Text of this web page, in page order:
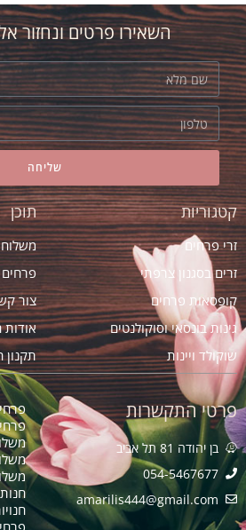
השאירו פרטים ונחזור
שליחה
קטגוריות
זרי פרחים
זרים בסגנון צרפתי
קופסאות פרחים
גינות בונסאי וסוקולנטים
שוקולד ויינות
תוכן
צור
פרטי התקשרות
בן יהודה 81 תל אביב
054-5467677
amarilis444@gmail.com​